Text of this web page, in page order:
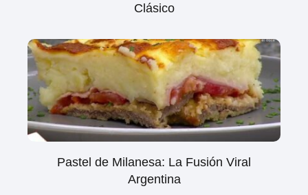
Clásico
Pastel de Milanesa: La Fusión Viral
Argentina